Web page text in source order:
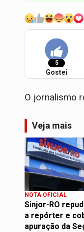
5
Gostei
O jornalismo
Veja mais
NOTA OFICIAL
Sinjor-RO
a repórter e
apuração da